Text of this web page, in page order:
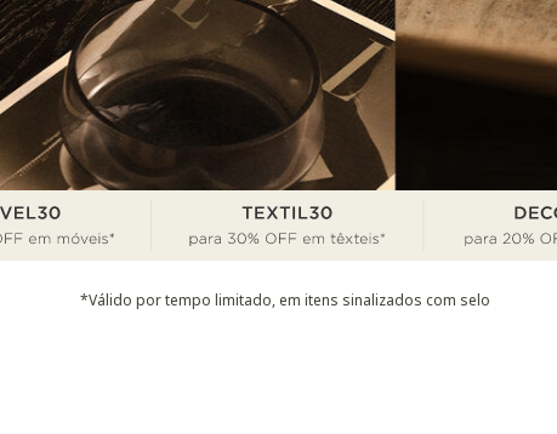
*Válido por tempo limitado, em itens sinalizados com selo